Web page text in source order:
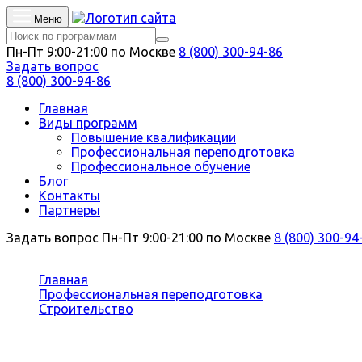
Меню
Пн-Пт 9:00-21:00 по Москве 8 (800) 300-94-86
Задать вопрос
8 (800) 300-94-86
Главная
Виды программ
Повышение квалификации
Профессиональная переподготовка
Профессиональное обучение
Блог
Контакты
Партнеры
Задать вопрос Пн-Пт 9:00-21:00 по Москве 8 (800) 300-
Главная
Профессиональная переподготовка
Строительство